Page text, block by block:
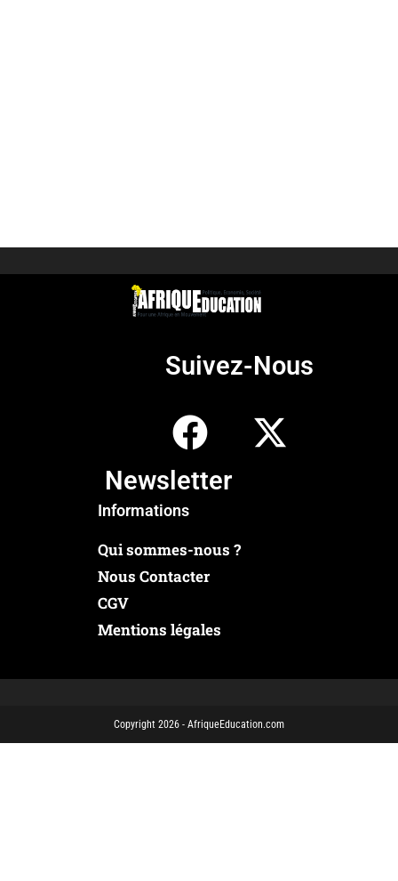
Suivez-Nous
Newsletter
Informations
Qui sommes-nous ?
Nous Contacter
CGV
Mentions légales
Copyright 2026 - AfriqueEducation.com